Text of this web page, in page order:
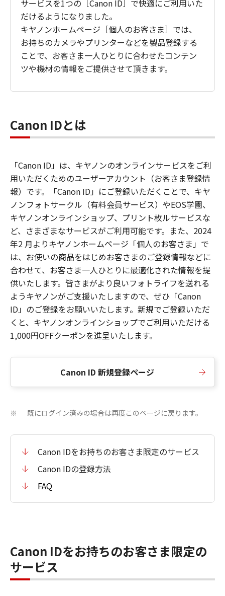
サービスを1つの［Canon ID］で快適にご利用いた
だけるようになりました。
キヤノンホームページ［個人のお客さま］では、
お持ちのカメラやプリンターなどを製品登録する
ことで、お客さま一人ひとりに合わせたコンテン
ツや機材の情報をご提供させて頂きます。
Canon IDとは
「Canon ID」は、キヤノンのオンラインサービスをご利
用いただくためのユーザーアカウント（お客さま登録情
報）です。「Canon ID」にご登録いただくことで、キヤ
ノンフォトサークル（有料会員サービス）やEOS学園、
キヤノンオンラインショップ、プリント枚ルサービスな
ど、さまざまなサービスがご利用可能です。また、2024
年2 月よりキヤノンホームページ「個人のお客さま」で
は、お使いの商品をはじめお客さまのご登録情報などに
合わせて、お客さま一人ひとりに最適化された情報を提
供いたします。皆さまがより良いフォトライフを送れる
ようキヤノンがご支援いたしますので、ぜひ「Canon
ID」のご登録をお願いいたします。新規でご登録いただ
くと、キヤノンオンラインショップでご利用いただける
1,000円OFFクーポンを進呈いたします。
Canon ID 新規登録ページ
※ 既にログイン済みの場合は再度このページに戻ります。
Canon IDをお持ちのお客さま限定のサービス
Canon IDの登録方法
FAQ
Canon IDをお持ちのお客さま限定の
サービス